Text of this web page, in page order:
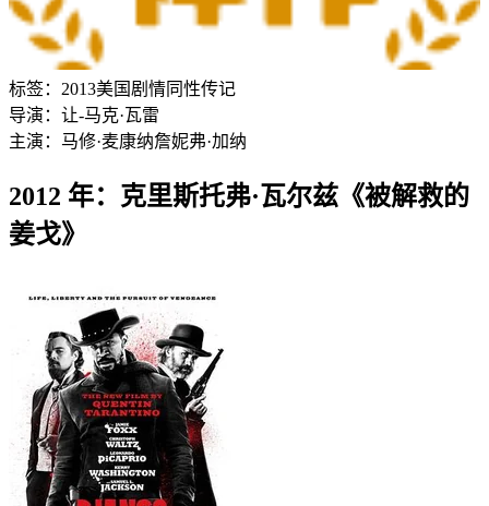
标签： 2013美国 剧情同性传记
导演： 让-马克·瓦雷
主演： 马修·麦康纳詹妮弗·加纳
2012 年：克里斯托弗·瓦尔兹《被解救的
姜戈》